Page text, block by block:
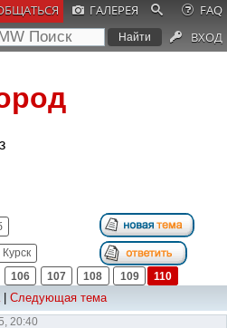
ГАЛЕРЕЯ
FAQ
ВХОД
Курск
106 107 108 109 110
| Следующая тема
20:40